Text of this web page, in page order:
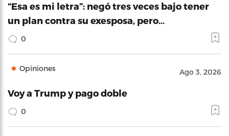
“Esa es mi letra”: negó tres veces bajo tener
un plan contra su exesposa, pero…
0
Opiniones Ago 3, 2026
Voy a Trump y pago doble
0